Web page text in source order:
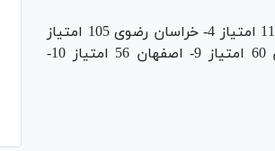
رده بندی تیمی: 1- خوزستان 221 امتیاز 2- مازندران 114 امتیاز 3- قم 113 امتیاز 4- خراسان رضوی 105 امتیاز
5- تهران 78 امتیاز 6- لرستان 73 امتیاز 7- فارس 65 امتیاز 8- کرمان 60 امتیاز 9- اصفهان 56 امتیاز 10-